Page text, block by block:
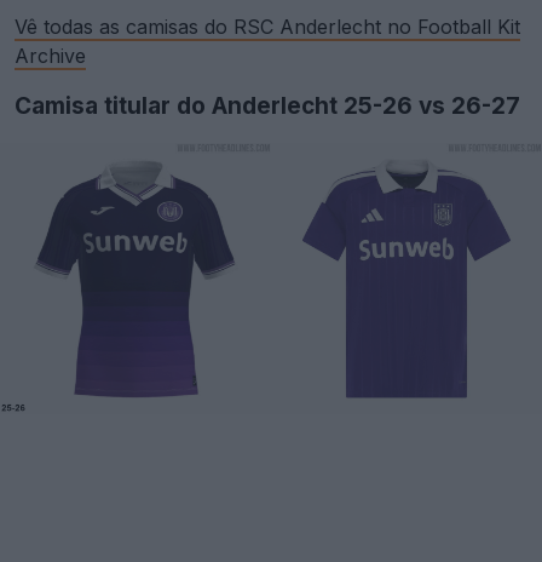
Vê todas as camisas do RSC Anderlecht no Football Kit
Archive
Camisa titular do Anderlecht 25-26 vs 26-27